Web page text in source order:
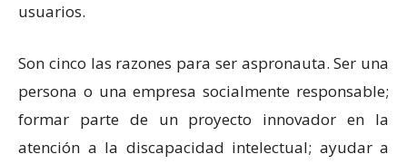
usuarios.
Son cinco las razones para ser aspronauta. Ser una
persona o una empresa socialmente responsable;
formar parte de un proyecto innovador en la
atención a la discapacidad intelectual; ayudar a